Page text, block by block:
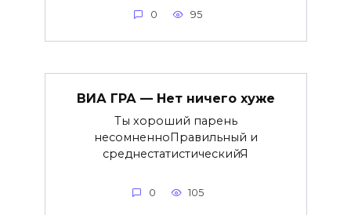
0 95
ВИА ГРА — Нет ничего хуже
Ты хороший парень
несомненноПравильный и
среднестатистическийЯ
0 105